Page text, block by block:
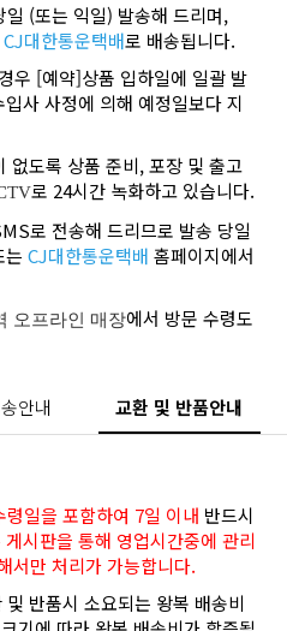
(또는 익일) 발송해 드리며,
CJ대한통운택배로 배송됩니다.
우 [예약]상품 입하일에 일괄 발
사 사정에 의해 예정일보다 지
없도록 상품 준비, 포장 및 출고
로 24시간 녹화하고 있습니다.
로 전송해 드리므로 발송 당일
는CJ대한통운택배 홈페이지에서
오프라인 매장에서 방문 수령도
안내 교환 및 반품안내
령일을 포함하여 7일 이내 반드시
시판을 통해 영업시간중에 관리
서만 처리가 가능합니다.
반품시 소요되는 왕복 배송비